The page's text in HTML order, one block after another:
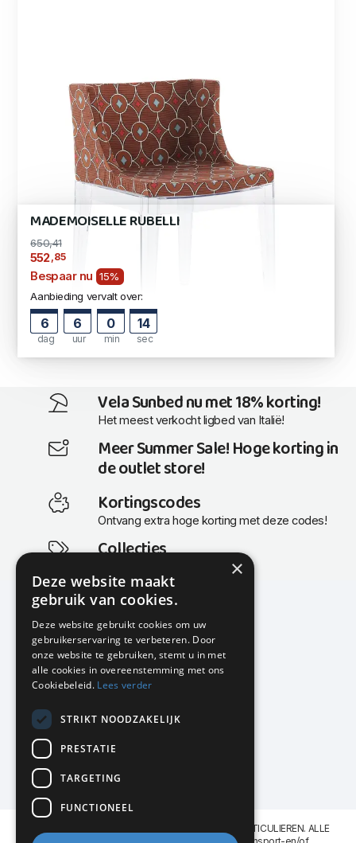
MADEMOISELLE RUBELLI
650,41
552 ,85
Bespaar nu 15%
Aanbieding vervalt over:
6
dag
6
uur
0
min
13
sec
Vela Sunbed nu met 18% korting!
Het meest verkocht ligbed van Italië!
Meer Summer Sale! Hoge korting in
de outlet store!
Kortingscodes
Ontvang extra hoge korting met deze codes!
Collecties
Actuele en populaire collecties
KMP Kantoormeubilair
Airport Business Park
Frankfurtstraat 29-31
1175 RH Lijnden
020-617 01 26
info@kmpkantoormeubilair.nl
Facebook
Instagram
KMP Kantoormeubilair levert aan BEDRIJVEN en PARTICULIEREN. ALLE
×
Deze website maakt
gebruik van cookies.
Deze website gebruikt cookies om uw
gebruikerservaring te verbeteren. Door
onze website te gebruiken, stemt u in met
alle cookies in overeenstemming met ons
Cookiebeleid. Lees verder
STRIKT NOODZAKELIJK
PRESTATIE
TARGETING
FUNCTIONEEL